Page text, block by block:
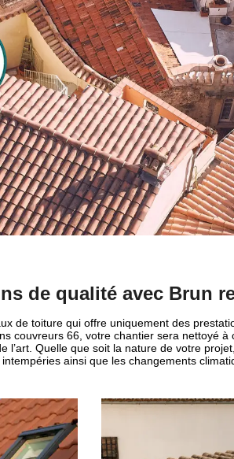
de qualité avec Brun
de toiture qui offre uniquement des
couvreurs 66, votre chantier sera nettoyé
l’art. Quelle que soit la nature de votre
ainsi que les changements